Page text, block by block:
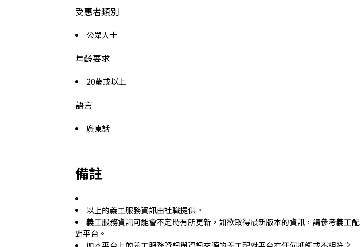
受惠者類別
公眾人士
年齡要求
20歲或以上
語言
廣東話
備註
以上的義工服務資訊由社職提供。
義工服務資訊可能會不定時有所更新，如欲取得最新版本的資訊，請參考義工配
對平台。